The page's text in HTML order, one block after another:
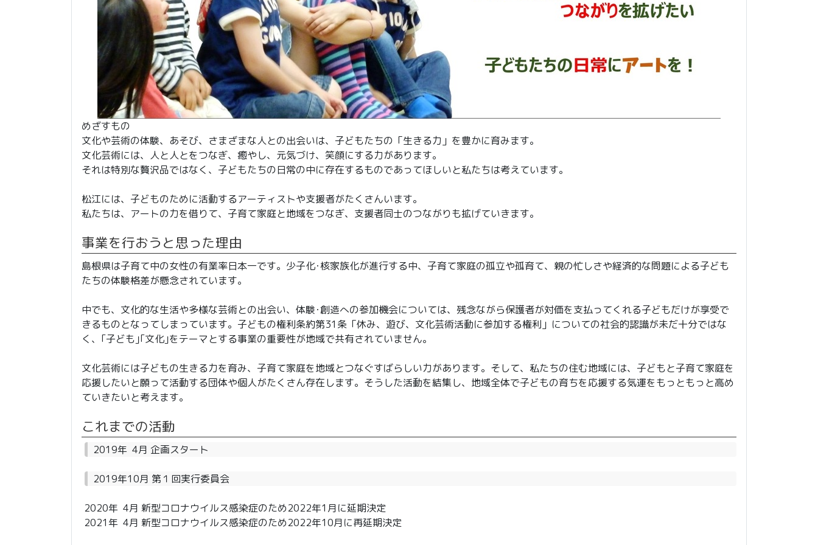
めざすもの
文化や芸術の体験、あそび、さまざまな人との出会いは、子どもたちの「生きる力」を豊かに育みます。
文化芸術には、人と人とをつなぎ、癒やし、元気づけ、笑顔にする力があります。
それは特別な贅沢品ではなく、子どもたちの日常の中に存在するものであってほしいと私たちは考えています。
松江には、子どものために活動するアーティストや支援者がたくさんいます。
私たちは、アートの力を借りて、子育て家庭と地域をつなぎ、支援者同士のつながりも拡げていきます。
事業を行おうと思った理由
島根県は子育て中の女性の有業率日本一です。少子化･核家族化が進行する中、子育て家庭の孤立や孤育て、親の忙しさや経済的な問題による子ども
たちの体験格差が懸念されています。
中でも、文化的な生活や多様な芸術との出会い、体験･創造への参加機会については、残念ながら保護者が対価を支払ってくれる子どもだけが享受で
きるものとなってしまっています。子どもの権利条約第31条「休み、遊び、文化芸術活動に参加する権利」についての社会的認識が未だ十分ではな
く、｢子ども｣｢文化｣をテーマとする事業の重要性が地域で共有されていません。
文化芸術には子どもの生きる力を育み、子育て家庭を地域とつなぐすばらしい力があります。そして、私たちの住む地域には、子どもと子育て家庭を
応援したいと願って活動する団体や個人がたくさん存在します。そうした活動を結集し、地域全体で子どもの育ちを応援する気運をもっともっと高め
ていきたいと考えます。
これまでの活動
2019年 4月 企画スタート
2019年10月 第１回実行委員会
2020年 4月 新型コロナウイルス感染症のため2022年1月に延期決定
2021年 4月 新型コロナウイルス感染症のため2022年10月に再延期決定